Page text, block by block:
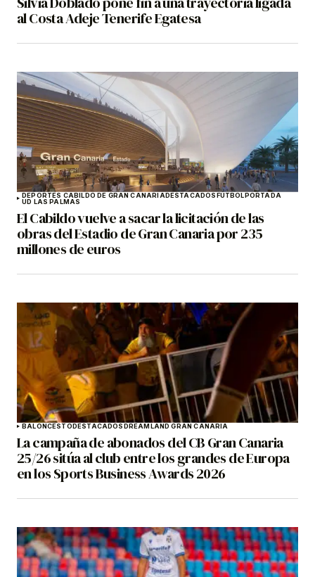
al Costa Adeje Tenerife Egatesa
DEPORTES CABILDO DE GRAN CANARIADESTACADOSFÚTBOLPORTADA
UD LAS PALMAS
El Cabildo vuelve a sacar la licitación de las
obras del Estadio de Gran Canaria por 235
millones de euros
BALONCESTODESTACADOSDREAMLAND GRAN CANARIA
La campaña de abonados del CB Gran Canaria
25/26 sitúa al club entre los grandes de Europa
en los Sports Business Awards 2026